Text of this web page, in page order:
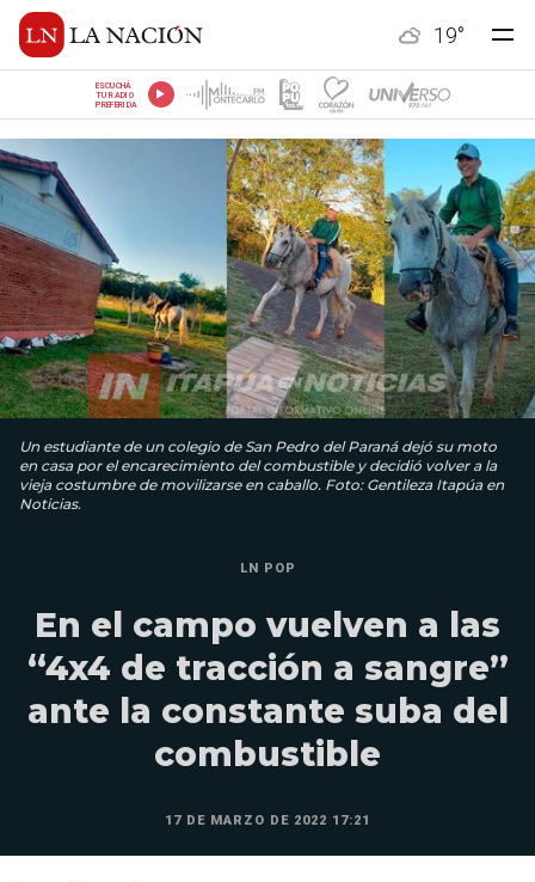
19°
ESCUCHÁ
TU RADIO
PREFERIDA
Un estudiante de un colegio de San Pedro del Paraná dejó su moto
en casa por el encarecimiento del combustible y decidió volver a la
vieja costumbre de movilizarse en caballo. Foto: Gentileza Itapúa en
Noticias.
LN POP
En el campo vuelven a las
“4x4 de tracción a sangre”
ante la constante suba del
combustible
17 DE MARZO DE 2022 17:21